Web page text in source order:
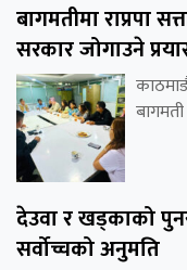
बागमतीमा राप्रपा
सरकार जोगाउने
देउवा र खड्काको
सर्वोच्चको अनुमति